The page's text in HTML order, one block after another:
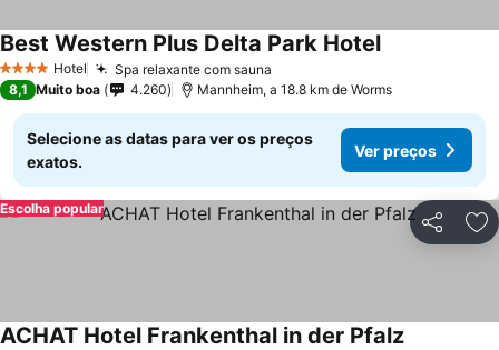
4 EstrelasHotel Spa relaxante com sauna
Best Western Plus Delta Park Hotel
8,1 Muito boa 4.260 Mannheim, a 18.8 km de Worms
Selecione as datas para ver os preços
exatos.
Ver preços
Partilhar
Escolha popular
ACHAT Hotel Frankenthal in der Pfalz